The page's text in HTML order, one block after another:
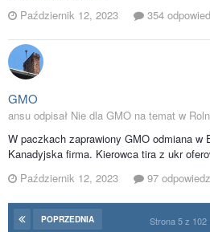
Październik 12, 2023
354
GMO
ansu odpisał Nie dla GMO na temat w
W paczkach zaprawiony GMO odmiana w
Kanadyjska firma. Kierowca tira z ukr
Październik 12, 2023
97
POPRZEDNIA Strona 5 z 102